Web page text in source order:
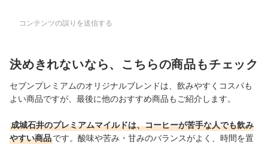
コンテンツの誤りを送信する
決めきれないなら、こちらの商品もチェック
セブンプレミアムのオリジナルブレンドは、飲みやすくコスパも
よい商品ですが、最後に他のおすすめ商品もご紹介します。
成城石井のプレミアムマイルドは、コーヒーが苦手な人でも飲み
やすい商品です。酸味や苦み・甘みのバランスがよく、時間を置